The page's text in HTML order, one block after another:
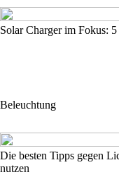
Solar Charger im Fokus:
Beleuchtung
Die besten Tipps gegen
nutzen